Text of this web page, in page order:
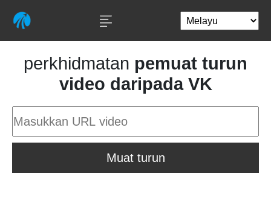
perkhidmatan pemuat turun
video daripada VK
Muat turun